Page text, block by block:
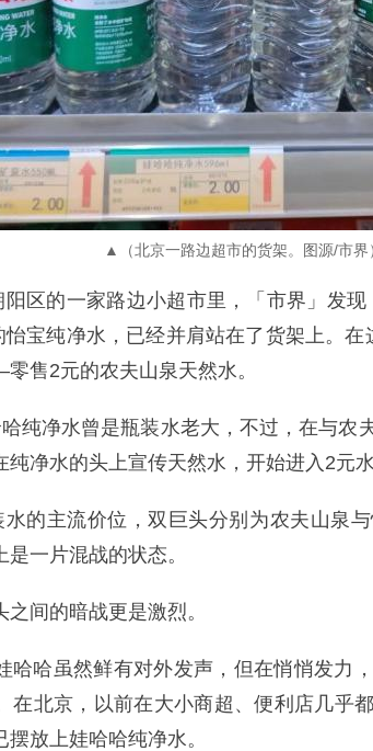
▲（北京一路边超市的货架。图源/市界
区的一家路边小超市里，「市界」发
宝纯净水，已经并肩站在了货架上。在
售2元的农夫山泉天然水。
纯净水曾是瓶装水老大，不过，在与农
净水的头上宣传天然水，开始进入2元水
的主流价位，双巨头分别为农夫山泉
一片混战的状态。
间的暗战更是激烈。
哈哈虽然鲜有对外发声，但在悄悄发力
在北京，以前在大小商超、便利店几乎
放上娃哈哈纯净水。